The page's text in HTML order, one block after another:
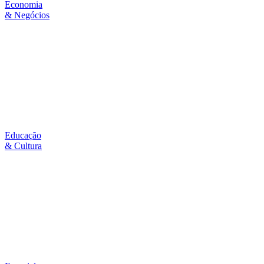
Economia
& Negócios
Educação
& Cultura